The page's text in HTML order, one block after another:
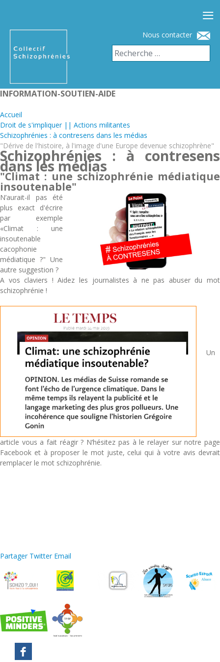
Nous contacter
INFORMATION-SOUTIEN-AIDE
Accueil
Droit de s'impliquer || Actions militantes
Schizophrénies : à contresens dans les médias
"Dérive de l'histoire, à l'image d'une Europe devenue schizophrène"
Schizophrénies : à contresens
dans les médias
"Climat : une schizophrénie médiatique
insoutenable"
N’aurait-il pas été
plus exact d'écrire
par exemple
«Climat : une
insoutenable
cacophonie
médiatique ?" Une
autre suggestion ?
A vos claviers ! Aidez les journalistes à ne pas abuser du mot
schizophrénie !
Un
article vous a fait réagir ? N’hésitez pas à le relayer sur notre page
Facebook et à proposer le mot juste, celui qui à votre avis devrait
remplacer le mot schizophrénie.
Partager Twitter Email
≡